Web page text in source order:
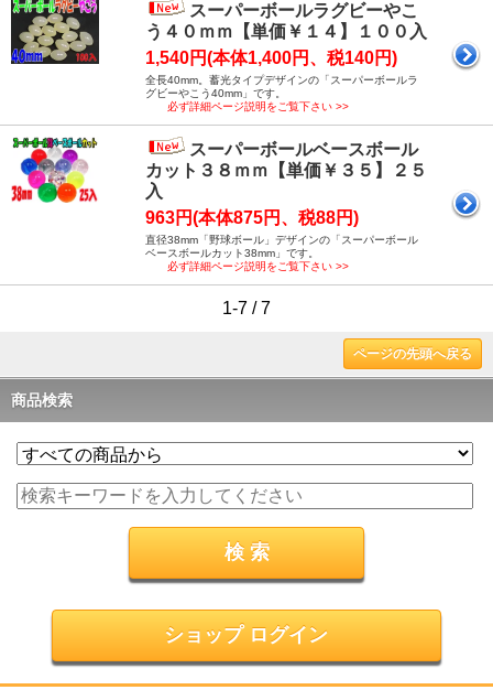
スーパーボールラグビーやこ
う４０ｍｍ【単価￥１４】１００入
1,540円(本体1,400円、税140円)
全長40mm。蓄光タイプデザインの「スーパーボールラ
グビーやこう40mm」です。
必ず詳細ページ説明をご覧下さい >>
スーパーボールベースボール
カット３８ｍｍ【単価￥３５】２５
入
963円(本体875円、税88円)
直径38mm「野球ボール」デザインの「スーパーボール
ベースボールカット38mm」です。
必ず詳細ページ説明をご覧下さい >>
1-7 / 7
ページの先頭へ戻る
商品検索
ショップ ログイン